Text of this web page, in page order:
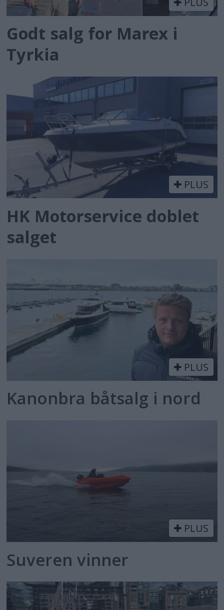
Godt salg for Marex i
Tyrkia
PLUS
HK Motorservice doblet
salget
PLUS
Kanonbra båtsalg i nord
PLUS
Suveren vinner